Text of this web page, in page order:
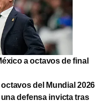
a octavos de final
del Mundial 2026
defensa invicta tras